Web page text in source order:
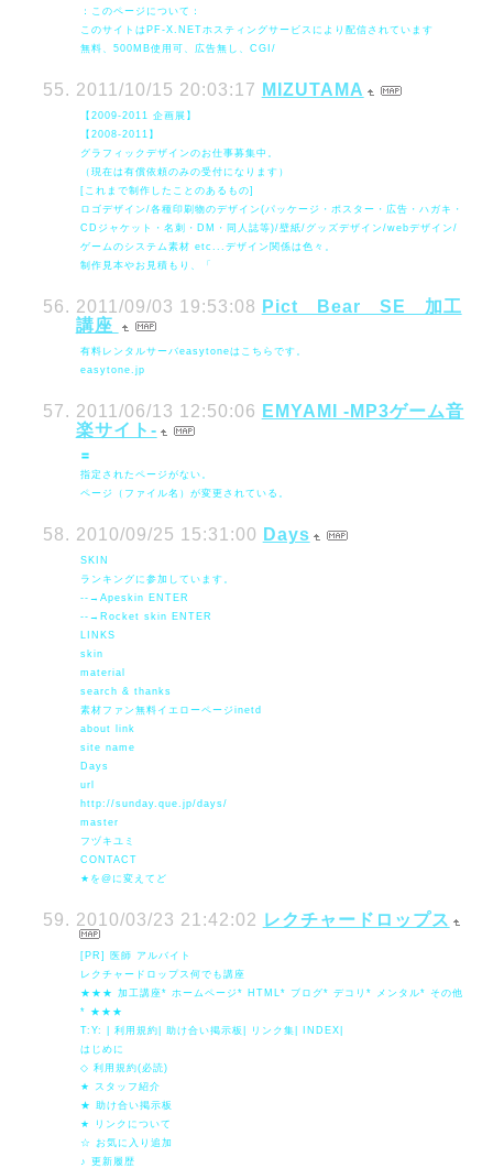
：このページについて：
このサイトはPF-X.NETホスティングサービスにより配信されています
無料、500MB使用可、広告無し、CGI/
2011/10/15 20:03:17 MIZUTAMA
【2009-2011 企画展】
【2008-2011】
グラフィックデザインのお仕事募集中。
（現在は有償依頼のみの受付になります）
[これまで制作したことのあるもの]
ロゴデザイン/各種印刷物のデザイン(パッケージ・ポスター・広告・ハガキ・
CDジャケット・名刺・DM・同人誌等)/壁紙/グッズデザイン/webデザイン/
ゲームのシステム素材 etc...デザイン関係は色々。
制作見本やお見積もり、「
2011/09/03 19:53:08 Pict Bear SE 加工
講座
有料レンタルサーバeasytoneはこちらです。
easytone.jp
2011/06/13 12:50:06 EMYAMI -MP3ゲーム音
楽サイト-
〓
指定されたページがない。
ページ（ファイル名）が変更されている。
2010/09/25 15:31:00 Days
SKIN
ランキングに参加しています。
--→Apeskin ENTER
--→Rocket skin ENTER
LINKS
skin
material
search & thanks
素材ファン無料イエローページinetd
about link
site name
Days
url
http://sunday.que.jp/days/
master
フヅキユミ
CONTACT
★を@に変えてど
2010/03/23 21:42:02 レクチャードロップス
[PR] 医師 アルバイト
レクチャードロップス何でも講座
★★★ 加工講座* ホームページ* HTML* ブログ* デコリ* メンタル* その他
* ★★★
T:Y: | 利用規約| 助け合い掲示板| リンク集| INDEX|
はじめに
◇ 利用規約(必読)
★ スタッフ紹介
★ 助け合い掲示板
★ リンクについて
☆ お気に入り追加
♪ 更新履歴